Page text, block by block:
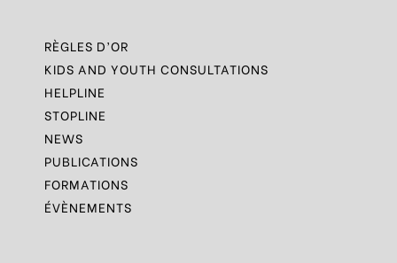
RÈGLES D’OR
KIDS AND YOUTH CONSULTATIONS
HELPLINE
STOPLINE
NEWS
PUBLICATIONS
FORMATIONS
ÉVÈNEMENTS